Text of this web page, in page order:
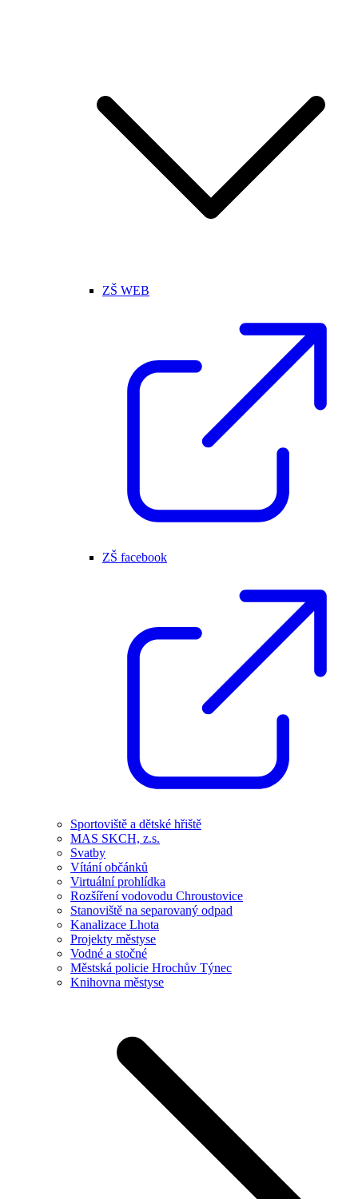
ZŠ WEB
ZŠ facebook
Sportoviště a dětské hřiště
MAS SKCH, z.s.
Svatby
Vítání občánků
Virtuální prohlídka
Rozšíření vodovodu Chroustovice
Stanoviště na separovaný odpad
Kanalizace Lhota
Projekty městyse
Vodné a stočné
Městská policie Hrochův Týnec
Knihovna městyse